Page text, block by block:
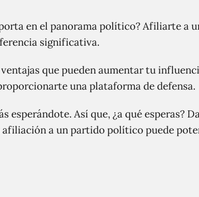
en el panorama político? Afiliarte a
significativa.
que pueden aumentar tu
una plataforma de defensa.
esperándote. Así que, ¿a qué esperas?
a un partido político puede